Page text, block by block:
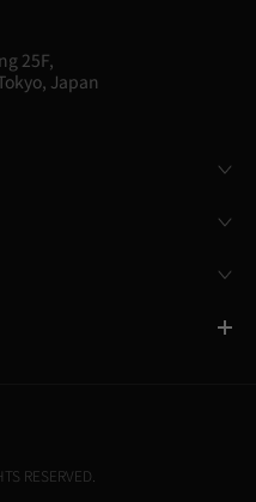
25F,
Japan
RESERVED.